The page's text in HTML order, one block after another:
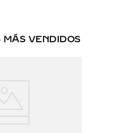
MÁS VENDIDOS